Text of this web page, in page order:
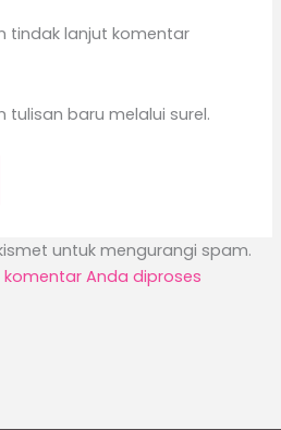
tindak lanjut komentar
tulisan baru melalui surel.
untuk mengurangi spam.
Anda diproses